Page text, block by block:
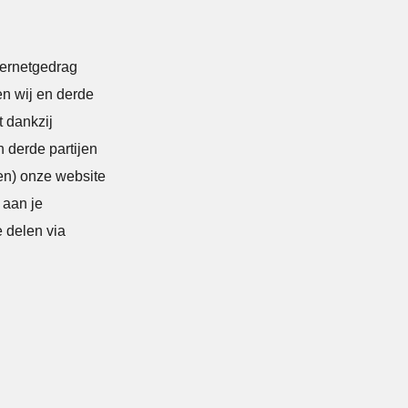
wij en derde
dankzij
derde partijen
onze website
aan je
delen via